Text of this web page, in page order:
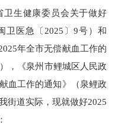
生健康委员会关于做好
卫医急〔2025〕9号）和
年全市无偿献血工作的
，《泉州市鲤城区人民政
血工作的通知》（泉鲤政
街道实际，现就做好2025